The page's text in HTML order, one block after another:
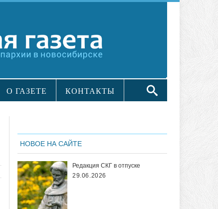
О ГАЗЕТЕ КОНТАКТЫ
НОВОЕ НА САЙТЕ
Редакция СКГ в отпуске
29.06.2026